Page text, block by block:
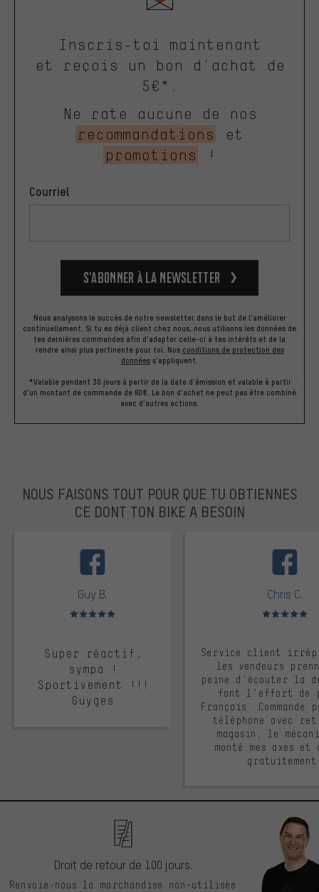
Inscris-toi maintenant
et reçois un bon d'achat de
5€*.
Ne rate aucune de nos
recommandations
et
promotions
!
Courriel
S’abonner à la newsletter
Nous analysons le succès de notre newsletter dans le but de l'améliorer
continuellement. Si tu es déjà client chez nous, nous utilisons les données de
tes dernières commandes afin d'adapter celle-ci à tes intérêts et de la
rendre ainsi plus pertinente pour toi. Nos conditions de protection des
données s'appliquent.
*Valable pendant 30 jours à partir de la date d'émission et valable à partir
d'un montant de commande de 60€. Le bon d'achat ne peut pas être combiné
avec d'autres actions.
NOUS FAISONS TOUT POUR QUE TU OBTIENNES
CE DONT TON BIKE A BESOIN
Guy B.
Note moyenne : 5 sur 5
Super réactif,
sympa !
Sportivement !!!
Guyges
Chris C.
Note moyenne :
Service client
les vendeurs
peine d'écouter la
font l'effort de
Français. Commande
téléphone avec
magasin, le
monté mes axes et
Droit de retour de 100 jours.
Renvoie-nous la marchandise non-utilisée